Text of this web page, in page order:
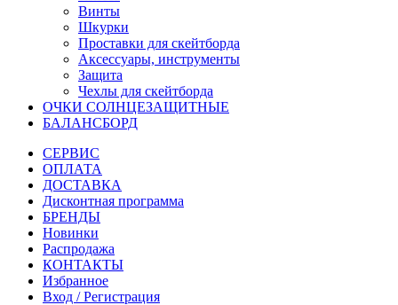
Винты
Шкурки
Проставки для скейтборда
Аксессуары, инструменты
Защита
Чехлы для скейтборда
ОЧКИ СОЛНЦЕЗАЩИТНЫЕ
БАЛАНСБОРД
СЕРВИС
ОПЛАТА
ДОСТАВКА
Дисконтная программа
БРЕНДЫ
Новинки
Распродажа
КОНТАКТЫ
Избранное
Вход / Регистрация